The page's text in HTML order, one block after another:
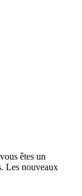
êtes un
Les nouveaux